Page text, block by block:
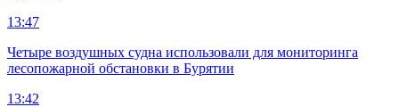
13:47
Четыре воздушных судна использовали для мониторинга
лесопожарной обстановки в Бурятии
13:42